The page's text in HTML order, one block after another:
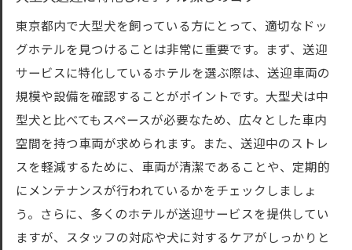
ドッグホテル選びで重視すべきポイント
東京都内の送迎サービスが提供する付加価
クチコミから探る信頼できるホテル
送迎時のトラブル事例とその解決策
大型犬送迎における東京都内ドッグホテルの安
心感と信頼性
送迎サービスが提供する安心感の秘密
東京都内で大型犬を飼っている方にとって、適切なドッ
グホテルを見つけることは非常に重要です。まず、送迎
サービスに特化しているホテルを選ぶ際は、送迎車両の
規模や設備を確認することがポイントです。大型犬は中
型犬と比べてもスペースが必要なため、広々とした車内
空間を持つ車両が求められます。また、送迎中のストレ
スを軽減するために、車両が清潔であることや、定期的
にメンテナンスが行われているかをチェックしましょ
う。さらに、多くのホテルが送迎サービスを提供してい
ますが、スタッフの対応や犬に対するケアがしっかりと